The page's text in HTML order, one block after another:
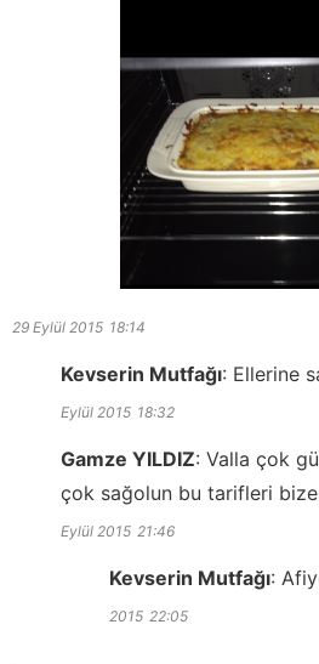
29 Eylül 2015 18:14
Kevserin Mutfağı: Ellerine
Eylül 2015 18:32
Gamze YILDIZ: Valla çok
çok sağolun bu tarifleri
Eylül 2015 21:46
Kevserin Mutfağı:
2015 22:05